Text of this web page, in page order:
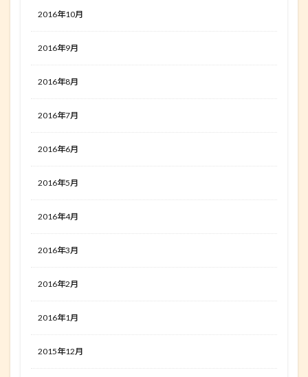
2016年10月
2016年9月
2016年8月
2016年7月
2016年6月
2016年5月
2016年4月
2016年3月
2016年2月
2016年1月
2015年12月